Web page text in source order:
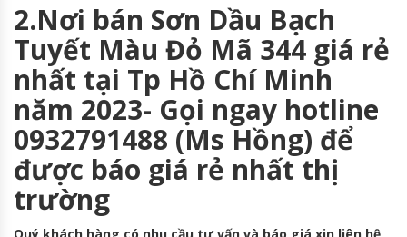
2.Nơi bán Sơn Dầu Bạch
Tuyết Màu Đỏ Mã 344 giá rẻ
nhất tại Tp Hồ Chí Minh
năm 2023- Gọi ngay hotline
0932791488 (Ms Hồng) để
được báo giá rẻ nhất thị
trường